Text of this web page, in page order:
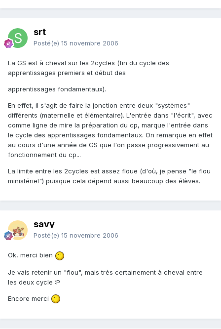
srt
Posté(e) 15 novembre 2006
La GS est à cheval sur les 2cycles (fin du cycle des
apprentissages premiers et début des
apprentissages fondamentaux).
En effet, il s'agit de faire la jonction entre deux "systèmes"
différents (maternelle et élémentaire). L'entrée dans "l'écrit", avec
comme ligne de mire la préparation du cp, marque l'entrée dans
le cycle des apprentissages fondamentaux. On remarque en effet
au cours d'une année de GS que l'on passe progressivement au
fonctionnement du cp...
La limite entre les 2cycles est assez floue (d'où, je pense "le flou
ministériel") puisque cela dépend aussi beaucoup des élèves.
savy
Posté(e) 15 novembre 2006
Ok, merci bien
Je vais retenir un "flou", mais très certainement à cheval entre
les deux cycle :P
Encore merci